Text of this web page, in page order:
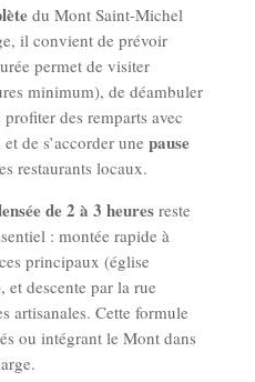
du Mont Saint-Michel
il convient de prévoir
permet de visiter
minimum), de déambuler
des remparts avec
de s’accorder une pause
restaurants locaux.
de 2 à 3 heuresreste
: montée rapide à
principaux (église
descente par la rue
artisanales. Cette formule
ou intégrant le Mont dans